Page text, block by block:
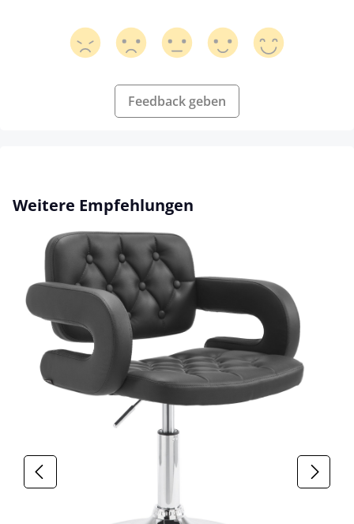
Feedback geben
Produktgalerie überspringen
Weitere Empfehlungen